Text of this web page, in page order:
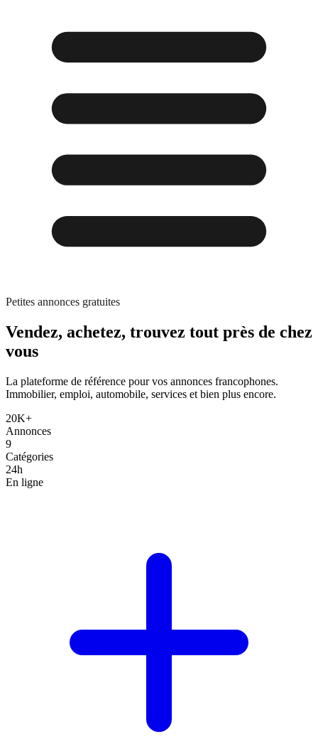
Petites annonces gratuites
Vendez, achetez, trouvez tout près de chez
vous
La plateforme de référence pour vos annonces francophones.
Immobilier, emploi, automobile, services et bien plus encore.
20K+
Annonces
9
Catégories
24h
En ligne